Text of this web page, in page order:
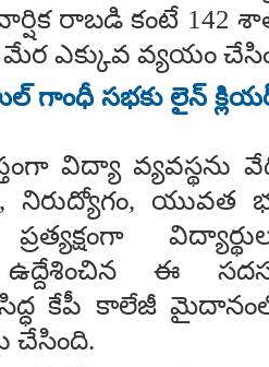
రాబడి కంటే 142
మేర ఎక్కువ వ్యయం
గాంధీ సభకు లైన్
విద్యా వ్యవస్థను
నిరుద్యోగం, యువత
ఉద్దేశించిన ఈ
కేపీ కాలేజీ మైదానంలో
చేసింది.